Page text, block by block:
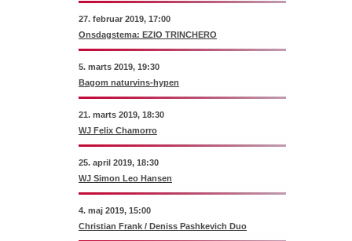
27. februar 2019, 17:00
Onsdagstema: EZIO TRINCHERO
5. marts 2019, 19:30
Bagom naturvins-hypen
21. marts 2019, 18:30
WJ Felix Chamorro
25. april 2019, 18:30
WJ Simon Leo Hansen
4. maj 2019, 15:00
Christian Frank / Deniss Pashkevich Duo